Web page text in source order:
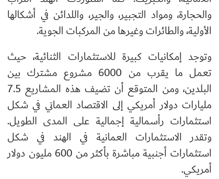
والحجارة، ومواد التجبير، والجير، واللدائن في أشكالها
الأولية، والطائرات وغيرها من المركبات الجوية.
وتوجد إمكانيات كبيرة للاستثمارات الثنائية، حيث
تعمل ما يقرب من 6000 مشروع مشترك بين
البلدين، ومن المتوقع أن تضيف هذه المشاريع 7.5
مليارات دولار أمريكي إلى الاقتصاد العماني في شكل
استثمارات رأسمالية إجمالية على المدى الطويل.
وتقدر الاستثمارات العمانية في الهند في شكل
استثمارات أجنبية مباشرة بأكثر من 600 مليون دولار
أمريكي.